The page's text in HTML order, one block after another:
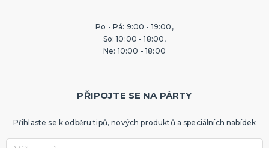
Po - Pá: 9:00 - 19:00,
So: 10:00 - 18:00,
Ne: 10:00 - 18:00
PŘIPOJTE SE NA PÁRTY
Přihlaste se k odběru tipů, nových produktů a speciálních nabídek